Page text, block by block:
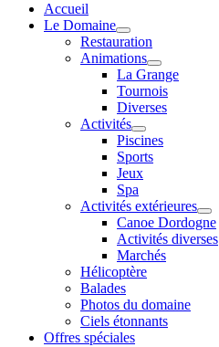
Accueil
Le Domaine
Restauration
Animations
La Grange
Tournois
Diverses
Activités
Piscines
Sports
Jeux
Spa
Activités extérieures
Canoe Dordogne
Activités diverses
Marchés
Hélicoptère
Balades
Photos du domaine
Ciels étonnants
Offres spéciales